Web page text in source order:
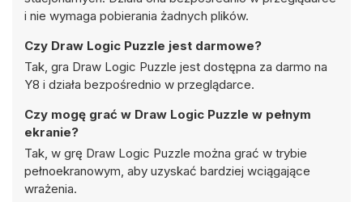
i nie wymaga pobierania żadnych plików.
Czy Draw Logic Puzzle jest darmowe?
Tak, gra Draw Logic Puzzle jest dostępna za darmo na
Y8 i działa bezpośrednio w przeglądarce.
Czy mogę grać w Draw Logic Puzzle w pełnym
ekranie?
Tak, w grę Draw Logic Puzzle można grać w trybie
pełnoekranowym, aby uzyskać bardziej wciągające
wrażenia.